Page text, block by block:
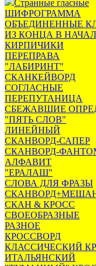
Странные гласные
ШИФРОГРАММА
ОБЪЕДИНЕННЫЕ
ИЗ КОНЦА В
КИРПИЧИКИ
ПЕРЕПРАВА
"ЛАБИРИНТ"
СКАНКЕЙВОРД
СОГЛАСНЫЕ
ПЕРЕПУТАНИЦА
СБЕЖАВШИЕ
"ПЯТЬ СЛОВ"
ЛИНЕЙНЫЙ
СКАНВОРД-САПЕР
СКАНВОРД-
АЛФАВИТ
"ЕРАЛАШ"
СЛОВА ДЛЯ ФРАЗЫ
СКАН & КРОСС
СВОЕОБРАЗНЫЕ
РАЗНОЕ
КРОССВОРД
КЛАССИЧЕСКИЙ
ИТАЛЬЯНСКИЙ